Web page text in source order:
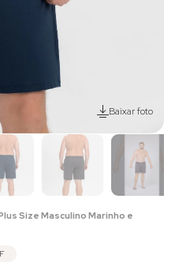
Baixar foto
Size Masculino Marinho e